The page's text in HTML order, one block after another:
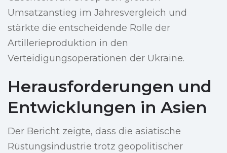
Umsatzanstieg im Jahresvergleich und
stärkte die entscheidende Rolle der
Artillerieproduktion in den
Verteidigungsoperationen der Ukraine.
Herausforderungen und
Entwicklungen in Asien
Der Bericht zeigte, dass die asiatische
Rüstungsindustrie trotz geopolitischer